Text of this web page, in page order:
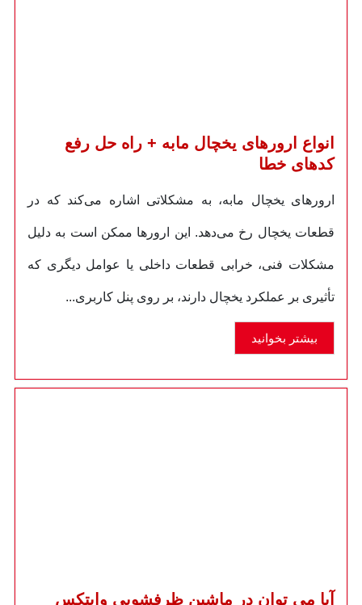
انواع ارورهای یخچال مابه + راه حل رفع
کدهای خطا
ارورهای یخچال مابه، به مشکلاتی اشاره می‌کند که در
قطعات یخچال رخ می‌دهد. این ارورها ممکن است به دلیل
مشکلات فنی، خرابی قطعات داخلی یا عوامل دیگری که
تأثیری بر عملکرد یخچال دارند، بر روی پنل کاربری...
بیشتر بخوانید
آیا می توان در ماشین ظرفشویی وایتکس